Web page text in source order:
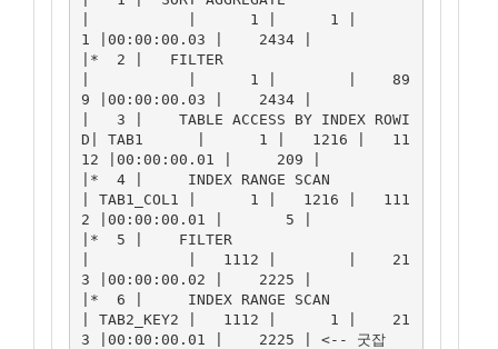
|           |      1 |      1 |
1 |00:00:00.03 |    2434 |
|*  2 |   FILTER
|           |      1 |        |    89
9 |00:00:00.03 |    2434 |
|   3 |    TABLE ACCESS BY INDEX ROWI
D| TAB1      |      1 |   1216 |   11
12 |00:00:00.01 |     209 |
|*  4 |     INDEX RANGE SCAN
| TAB1_COL1 |      1 |   1216 |   111
2 |00:00:00.01 |       5 |
|*  5 |    FILTER
|           |   1112 |        |    21
3 |00:00:00.02 |    2225 |
|*  6 |     INDEX RANGE SCAN
| TAB2_KEY2 |   1112 |      1 |    21
3 |00:00:00.01 |    2225 | <-- 굿잡